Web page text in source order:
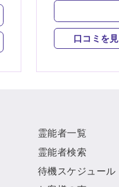
職、転職、適
康、開運、故
勢、過去、未
ペット、カル
守護霊 チ
オーラリーデ
スピリチュア
ヒーリング
口コミを
霊能者一覧
霊能者検索
待機スケジュール